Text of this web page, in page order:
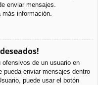
enviar mensajes.
información.
de un usuario en
pueda enviar mensajes dentro
puede usar el botón